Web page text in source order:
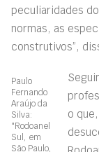
peculiaridades
normas, as
construtivos”,
Paulo
Fernando
Araújo da
Silva:
"Rodoanel
Sul, em
São Paulo,
o